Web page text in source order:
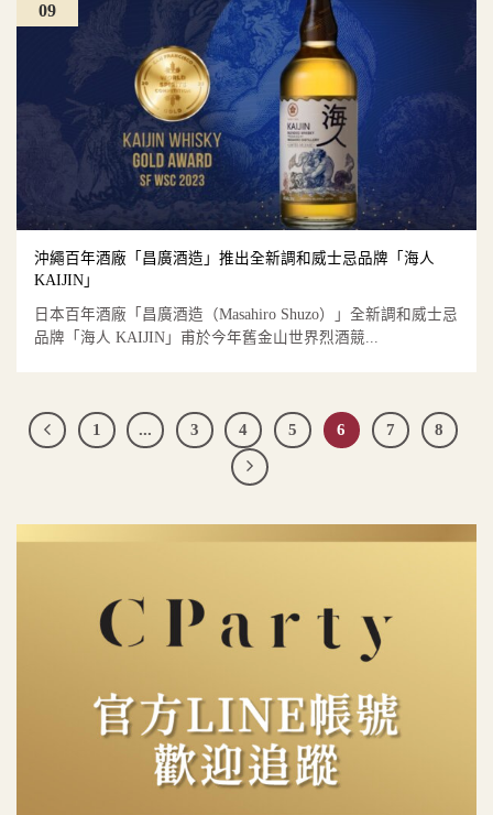
沖繩百年酒廠「昌廣酒造」推出全新調和威士忌品牌「海人
KAIJIN」
日本百年酒廠「昌廣酒造（Masahiro Shuzo）」全新調和威士忌
品牌「海人 KAIJIN」甫於今年舊金山世界烈酒競...
09
1 ... 3 4 5 6 7 8